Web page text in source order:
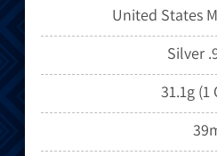
United States
Silver
31.1g (1